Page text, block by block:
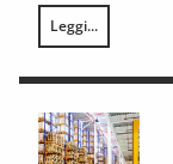
Leggi...
I CONTRATTI